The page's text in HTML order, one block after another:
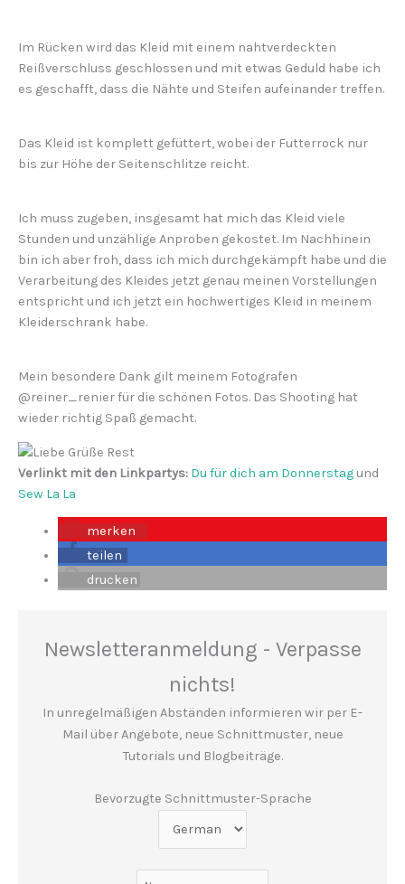
Im Rücken wird das Kleid mit einem nahtverdeckten
Reißverschluss geschlossen und mit etwas Geduld habe ich
es geschafft, dass die Nähte und Steifen aufeinander treffen.
Das Kleid ist komplett gefüttert, wobei der Futterrock nur
bis zur Höhe der Seitenschlitze reicht.
Ich muss zugeben, insgesamt hat mich das Kleid viele
Stunden und unzählige Anproben gekostet. Im Nachhinein
bin ich aber froh, dass ich mich durchgekämpft habe und die
Verarbeitung des Kleides jetzt genau meinen Vorstellungen
entspricht und ich jetzt ein hochwertiges Kleid in meinem
Kleiderschrank habe.
Mein besondere Dank gilt meinem Fotografen
@reiner_renier für die schönen Fotos. Das Shooting hat
wieder richtig Spaß gemacht.
Verlinkt mit den Linkpartys: Du für dich am Donnerstag und ​
Sew La La
merken
teilen
drucken
Newsletteranmeldung - Verpasse
nichts!
In unregelmäßigen Abständen informieren wir per E-
Mail über Angebote, neue Schnittmuster, neue
Tutorials und Blogbeiträge.
Bevorzugte Schnittmuster-Sprache